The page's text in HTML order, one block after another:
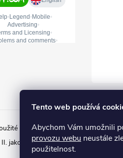
Tento web používá
Abychom Vám umožnili
provozu webu neustále
použitelnost.
zboží s estetickým poškozením
II. jakost – Použité zboží